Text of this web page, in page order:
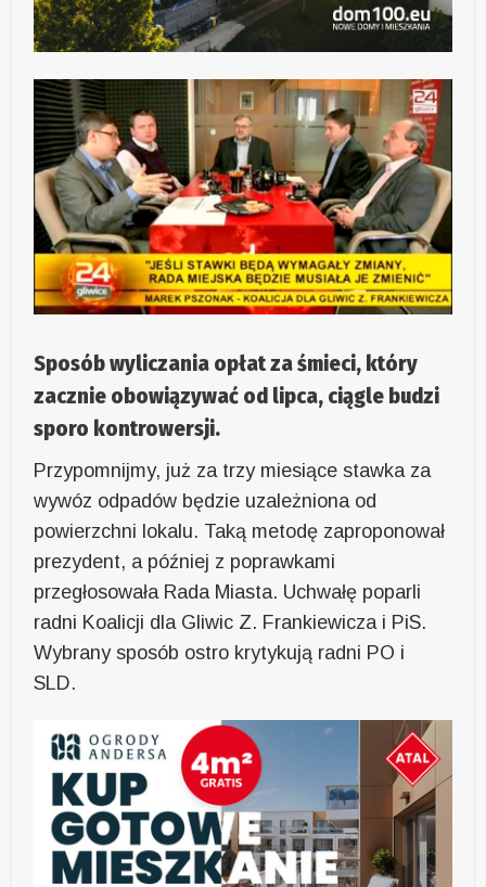
Sposób wyliczania opłat za śmieci, który
zacznie obowiązywać od lipca, ciągle budzi
sporo kontrowersji.
Przypomnijmy, już za trzy miesiące stawka za
wywóz odpadów będzie uzależniona od
powierzchni lokalu. Taką metodę zaproponował
prezydent, a później z poprawkami
przegłosowała Rada Miasta. Uchwałę poparli
radni Koalicji dla Gliwic Z. Frankiewicza i PiS.
Wybrany sposób ostro krytykują radni PO i
SLD.